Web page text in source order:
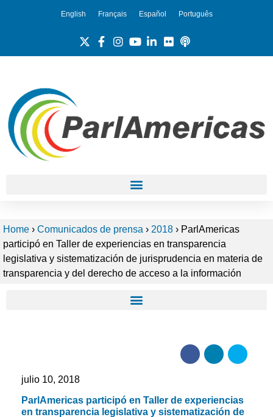
English Français Español Português
Home › Comunicados de prensa › 2018 › ParlAmericas
participó en Taller de experiencias en transparencia
legislativa y sistematización de jurisprudencia en materia de
transparencia y del derecho de acceso a la información
julio 10, 2018
ParlAmericas participó en Taller de experiencias
en transparencia legislativa y sistematización de